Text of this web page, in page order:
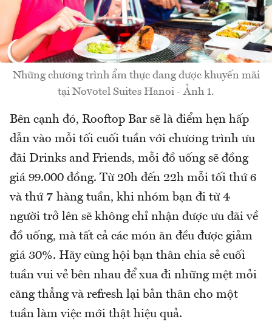
Những chương trình ẩm thực đang được khuyến mãi
tại Novotel Suites Hanoi - Ảnh 1.
Bên cạnh đó, Rooftop Bar sẽ là điểm hẹn hấp
dẫn vào mỗi tối cuối tuần với chương trình ưu
đãi Drinks and Friends, mỗi đồ uống sẽ đồng
giá 99.000 đồng. Từ 20h đến 22h mỗi tối thứ 6
và thứ 7 hàng tuần, khi nhóm bạn đi từ 4
người trở lên sẽ không chỉ nhận được ưu đãi về
đồ uống, mà tất cả các món ăn đều được giảm
giá 30%. Hãy cùng hội bạn thân chia sẻ cuối
tuần vui vẻ bên nhau để xua đi những mệt mỏi
căng thẳng và refresh lại bản thân cho một
tuần làm việc mới thật hiệu quả.